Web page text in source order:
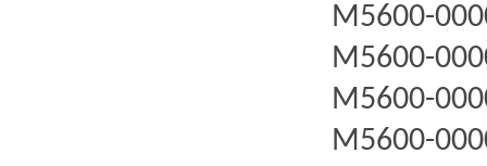
M5600-
M5600-
M5600-
M5600-